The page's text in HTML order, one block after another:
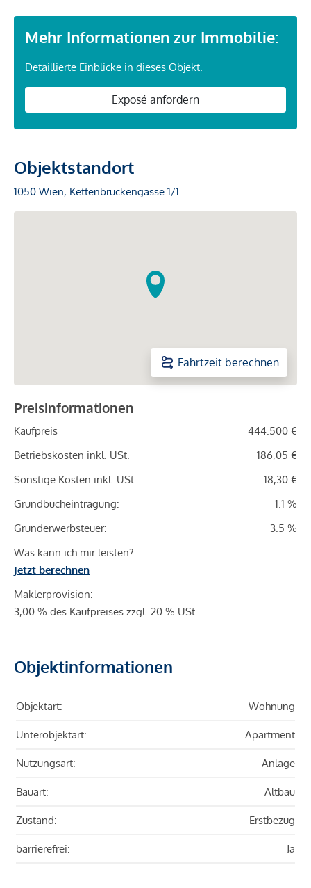
Mehr Informationen zur Immobilie:
Detaillierte Einblicke in dieses Objekt.
Exposé anfordern
Objektstandort
1050 Wien, Kettenbrückengasse 1/1
Fahrtzeit berechnen
Preisinformationen
Kaufpreis
444.500 €
Betriebskosten inkl. USt.
186,05 €
Sonstige Kosten inkl. USt.
18,30 €
Grundbucheintragung:
1.1 %
Grunderwerbsteuer:
3.5 %
Was kann ich mir leisten?
Jetzt berechnen
Maklerprovision:
3,00 % des Kaufpreises zzgl. 20 % USt.
Objektinformationen
Objektart: Wohnung
Unterobjektart: Apartment
Nutzungsart: Anlage
Bauart: Altbau
Zustand: Erstbezug
barrierefrei: Ja